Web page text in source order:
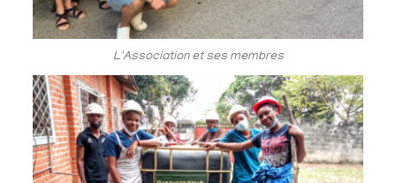
L'Association et ses membres